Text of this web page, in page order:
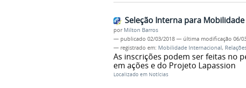
Seleção Interna para
por Milton Barros
— publicado 02/03/2018 — última modificação 06/
— registrado em: Mobilidade Internacional,
As inscrições podem ser feitas no
em ações e do Projeto Lapassion
Localizado em Notícias